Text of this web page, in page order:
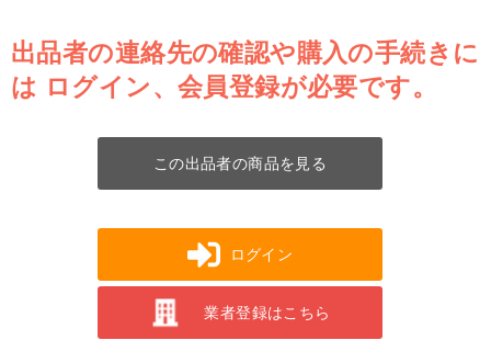
出品者の連絡先の確認や購入の手続きに
は ログイン、会員登録が必要です。
この出品者の商品を見る
ログイン
業者登録はこちら